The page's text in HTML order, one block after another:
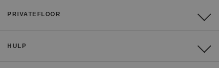
PRIVATEFLOOR
HULP